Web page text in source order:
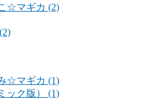
☆マギカ (2)
(2)
☆マギカ (1)
ック版） (1)